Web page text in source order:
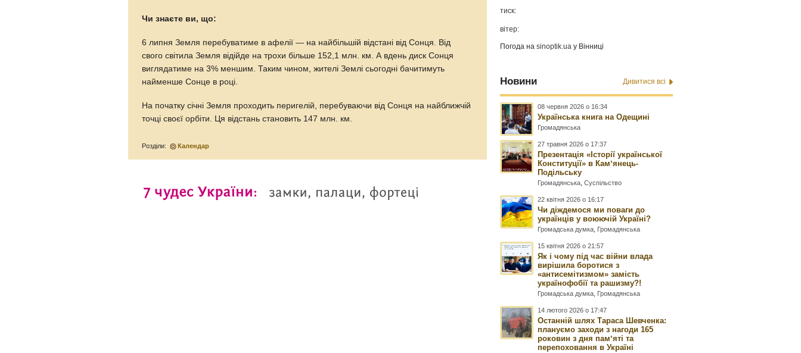
Чи знаєте ви, що:
6 липня Земля перебуватиме в афелії — на найбільшій відстані від Сонця. Від
свого світила Земля відійде на трохи більше 152,1 млн. км. А вдень диск Сонця
виглядатиме на 3% меншим. Таким чином, жителі Землі сьогодні бачитимуть
найменше Сонце в році.
На початку січні Земля проходить перигелій, перебуваючи від Сонця на найближчій
точці своєї орбіти. Ця відстань становить 147 млн. км.
Розділи: Календар
тиск:
вітер:
Погода наsinoptik.ua у Вінниці
Новини Дивитися всі
08 червня 2026 о 16:34
Українська книга на Одещині
Громадянська
27 травня 2026 о 17:37
Презентація «Історії української
Конституції» в Камʼянець-
Подільську
Громадянська ,Суспільство
22 квітня 2026 о 16:17
Чи діждемося ми поваги до
українців у воюючій Україні?
Громадська думка Громадянська
15 квітня 2026 о 21:57
Як і чому під час війни влада
вирішила боротися з
«антисемітизмом» замість
українофобії та рашизму?!
Громадська думка Громадянська
14 лютого 2026 о 17:47
Останній шлях Тараса Шевченка:
плануємо заходи з нагоди 165
роковин з дня памʼяті та
перепоховання в Україні